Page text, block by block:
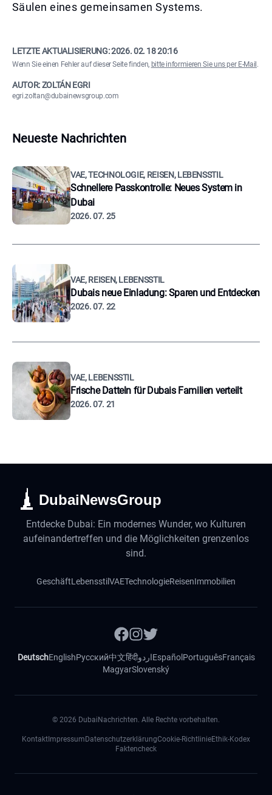
Säulen eines gemeinsamen Systems.
LETZTE AKTUALISIERUNG:2026. 02. 18 20:16
Wenn Sie einen Fehler auf dieser Seite finden, bitte informieren Sie uns per E-Mail .
AUTOR: ZOLTÁN EGRI
egri.zoltan@dubainewsgroup.com
Neueste Nachrichten
VAE, TECHNOLOGIE, REISEN, LEBENSSTIL
Schnellere Passkontrolle: Neues System in
Dubai
2026. 07. 25
VAE, REISEN, LEBENSSTIL
Dubais neue Einladung: Sparen und Entdecken
2026. 07. 22
VAE, LEBENSSTIL
Frische Datteln für Dubais Familien verteilt
2026. 07. 21
DubaiNewsGroup
Entdecke Dubai: Ein modernes Wunder, wo Kulturen
aufeinandertreffen und die Möglichkeiten grenzenlos
sind.
GeschäftLebensstilVAETechnologieReisenImmobilien
DeutschEnglishРусский中文हिंदीاردوEspañol PortuguêsFrançais
MagyarSlovenský
© 2026 DubaiNachrichten. Alle Rechte vorbehalten.
Kontakt Impressum DatenschutzerklärungCookie-RichtlinieEthik-Kodex
Faktencheck